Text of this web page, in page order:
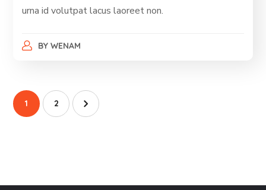
urna id volutpat lacus laoreet non.
BY WENAM
1 2